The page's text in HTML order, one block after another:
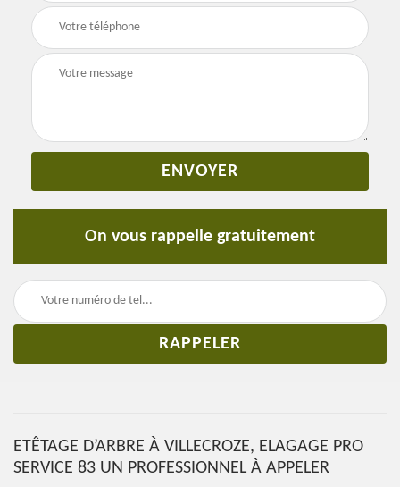
On vous rappelle gratuitement
ETÊTAGE D’ARBRE À VILLECROZE, ELAGAGE PRO
SERVICE 83 UN PROFESSIONNEL À APPELER